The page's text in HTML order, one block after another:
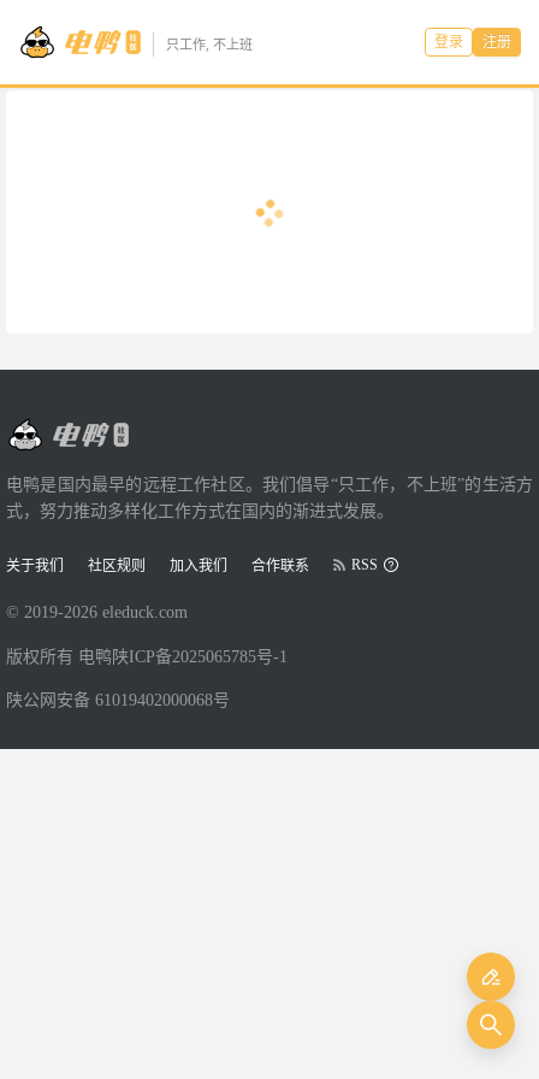
只工作, 不上班 登录 注册
电鸭是国内最早的远程工作社区。我们倡导“只工作，不上班”的生活方
式，努力推动多样化工作方式在国内的渐进式发展。
关于我们 社区规则 加入我们 合作联系 RSS
© 2019-2026 eleduck.com
版权所有 电鸭 陕ICP备2025065785号-1
陕公网安备 61019402000068号